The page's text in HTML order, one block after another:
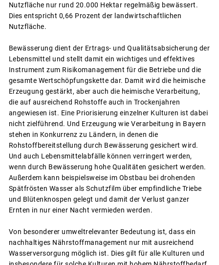
Nutzfläche nur rund 20.000 Hektar regelmäßig bewässert.
Dies entspricht 0,66 Prozent der landwirtschaftlichen
Nutzfläche.
Bewässerung dient der Ertrags- und Qualitätsabsicherung der
Lebensmittel und stellt damit ein wichtiges und effektives
Instrument zum Risikomanagement für die Betriebe und die
gesamte Wertschöpfungskette dar. Damit wird die heimische
Erzeugung gestärkt, aber auch die heimische Verarbeitung,
die auf ausreichend Rohstoffe auch in Trockenjahren
angewiesen ist. Eine Priorisierung einzelner Kulturen ist dabei
nicht zielführend. Und Erzeugung wie Verarbeitung in Bayern
stehen in Konkurrenz zu Ländern, in denen die
Rohstoffbereitstellung durch Bewässerung gesichert wird.
Und auch Lebensmittelabfälle können verringert werden,
wenn durch Bewässerung hohe Qualitäten gesichert werden.
Außerdem kann beispielsweise im Obstbau bei drohenden
Spätfrösten Wasser als Schutzfilm über empfindliche Triebe
und Blütenknospen gelegt und damit der Verlust ganzer
Ernten in nur einer Nacht vermieden werden.
Von besonderer umweltrelevanter Bedeutung ist, dass ein
nachhaltiges Nährstoffmanagement nur mit ausreichend
Wasserversorgung möglich ist. Dies gilt für alle Kulturen und